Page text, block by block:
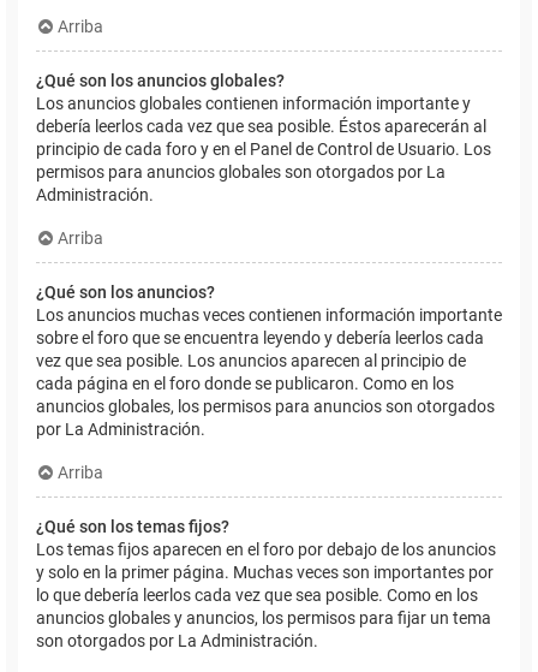
Arriba
¿Qué son los anuncios globales?
Los anuncios globales contienen información importante y
debería leerlos cada vez que sea posible. Éstos aparecerán al
principio de cada foro y en el Panel de Control de Usuario. Los
permisos para anuncios globales son otorgados por La
Administración.
Arriba
¿Qué son los anuncios?
Los anuncios muchas veces contienen información importante
sobre el foro que se encuentra leyendo y debería leerlos cada
vez que sea posible. Los anuncios aparecen al principio de
cada página en el foro donde se publicaron. Como en los
anuncios globales, los permisos para anuncios son otorgados
por La Administración.
Arriba
¿Qué son los temas fijos?
Los temas fijos aparecen en el foro por debajo de los anuncios
y solo en la primer página. Muchas veces son importantes por
lo que debería leerlos cada vez que sea posible. Como en los
anuncios globales y anuncios, los permisos para fijar un tema
son otorgados por La Administración.